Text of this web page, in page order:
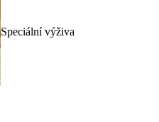
Speciální výživa